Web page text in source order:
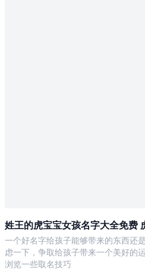
姓王的虎宝宝女孩名字大全免费
一个好名字给孩子能够带来的东西还
虑一下，争取给孩子带来一个美好的
浏览一些取名技巧